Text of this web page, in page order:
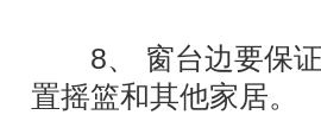
8、 窗台边要保证
置摇篮和其他家居。